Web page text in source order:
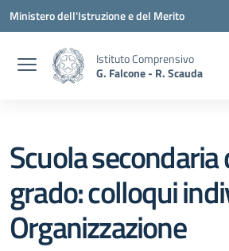
Vai ai contenuti
Vai al menu di navigazione
Vai al footer
Ministero dell'Istruzione e del Merito
Istituto Comprensivo
G. Falcone - R. Scauda
Scuola
grado: colloqui
Organizzazione